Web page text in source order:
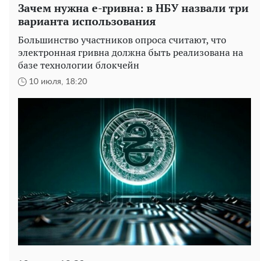
Зачем нужна е-гривна: в НБУ назвали три
варианта использования
Большинство участников опроса считают, что
электронная гривна должна быть реализована на
базе технологии блокчейн
10 июля, 18:20